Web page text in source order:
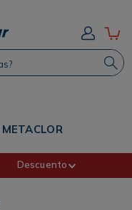
METACLOR
Descuento